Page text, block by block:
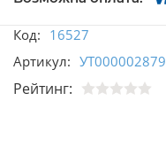
Код: 16527
Артикул: УТ000002879
Рейтинг: